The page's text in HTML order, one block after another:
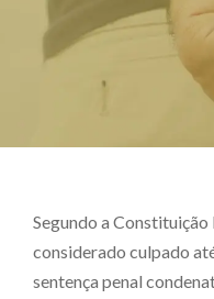
Segundo a Constituição
considerado culpado
sentença penal